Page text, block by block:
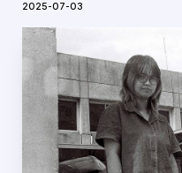
2025-07-03